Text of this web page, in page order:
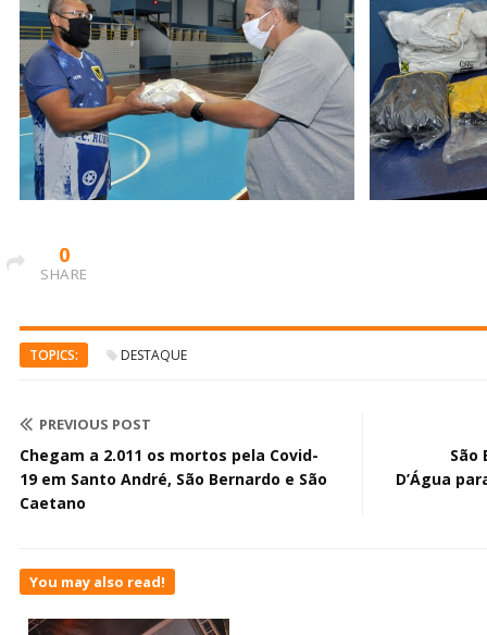
0
SHARE
TOPICS: DESTAQUE
PREVIOUS POST
Chegam a 2.011 os mortos pela Covid-
19 em Santo André, São Bernardo e São
Caetano
São
D’Água
You may also read!